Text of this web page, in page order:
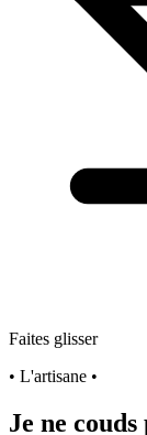
Faites glisser
• L'artisane •
Je ne couds